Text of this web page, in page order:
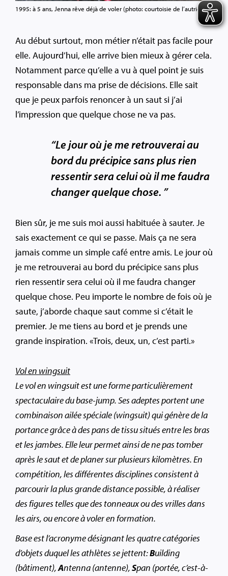
1995: à 5 ans, Jenna rêve déjà de voler (photo: courtoisie de l’autrice).
Au début surtout, mon métier n’était pas facile pour
elle. Aujourd’hui, elle arrive bien mieux à gérer cela.
Notamment parce qu’elle a vu à quel point je suis
responsable dans ma prise de décisions. Elle sait
que je peux parfois renoncer à un saut si j’ai
l’impression que quelque chose ne va pas.
“Le jour où je me retrouverai au
bord du précipice sans plus rien
ressentir sera celui où il me faudra
changer quelque chose. ”
Bien sûr, je me suis moi aussi habituée à sauter. Je
sais exactement ce qui se passe. Mais ça ne sera
jamais comme un simple café entre amis. Le jour où
je me retrouverai au bord du précipice sans plus
rien ressentir sera celui où il me faudra changer
quelque chose. Peu importe le nombre de fois où je
saute, j’aborde chaque saut comme si c’était le
premier. Je me tiens au bord et je prends une
grande inspiration. «Trois, deux, un, c’est parti.»
Vol en wingsuit
Le vol en wingsuit est une forme particulièrement
spectaculaire du base-jump. Ses adeptes portent une
combinaison ailée spéciale (wingsuit) qui génère de la
portance grâce à des pans de tissu situés entre les bras
et les jambes. Elle leur permet ainsi de ne pas tomber
après le saut et de planer sur plusieurs kilomètres. En
compétition, les différentes disciplines consistent à
parcourir la plus grande distance possible, à réaliser
des figures telles que des tonneaux ou des vrilles dans
les airs, ou encore à voler en formation.
Base est l’acronyme désignant les quatre catégories
d’objets duquel les athlètes se jettent:Building
(bâtiment),Antenna (antenne),Span (portée, c’est-à-